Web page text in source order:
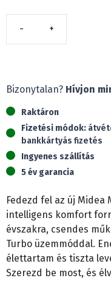
Gaia
split
(3,5
kW)
mennyiség
Bizonytalan? Hívjon
Raktáron
Fizetési módok:
bankkártyás fizetés
Ingyenes szállítás
5 év garancia
Fedezd fel az új Midea
intelligens komfort
évszakra, csendes
Turbo üzemmóddal.
élettartam és tiszta
Szerezd be most, és